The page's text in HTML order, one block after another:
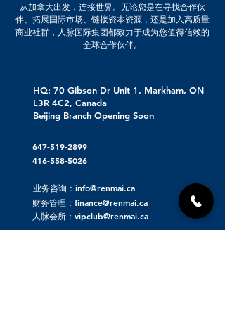
从加拿大出发，连接世界。无论您是在寻找合作伙
伴、拓展国际市场、链接资本资源，还是加入高质量
商业社群，人脉国际集团都致力于成为您值得信赖的
全球合作伙伴。
HQ: 70 Gibson Dr Unit 1, Markham, ON
L3R 4C2, Canada
Beijing Branch Opening Soon
647-519-2899
416-558-5026
业务咨询：info@renmai.ca
财务管理：finance@renmai.ca
人脉会所：vipclub@renmai.ca